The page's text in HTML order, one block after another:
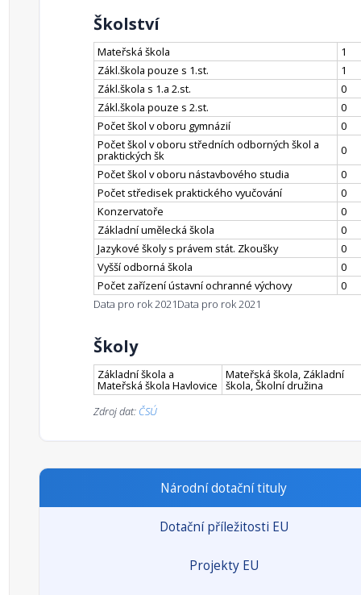
Školství
Mateřská škola
1
Zákl.škola pouze s 1.st.
1
Zákl.škola s 1.a 2.st.
0
Zákl.škola pouze s 2.st.
0
Počet škol v oboru gymnázií
0
Počet škol v oboru středních odborných škol a
praktických šk
0
Počet škol v oboru nástavbového studia
0
Počet středisek praktického vyučování
0
Konzervatoře
0
Základní umělecká škola
0
Jazykové školy s právem stát. Zkoušky
0
Vyšší odborná škola
0
Počet zařízení ústavní ochranné výchovy
0
Data pro rok 2021Data pro rok 2021
Školy
Základní škola a
Mateřská škola Havlovice
Mateřská škola, Základní
škola, Školní družina
Zdroj dat: ČSÚ
Národní dotační tituly
Dotační příležitosti EU
Projekty EU